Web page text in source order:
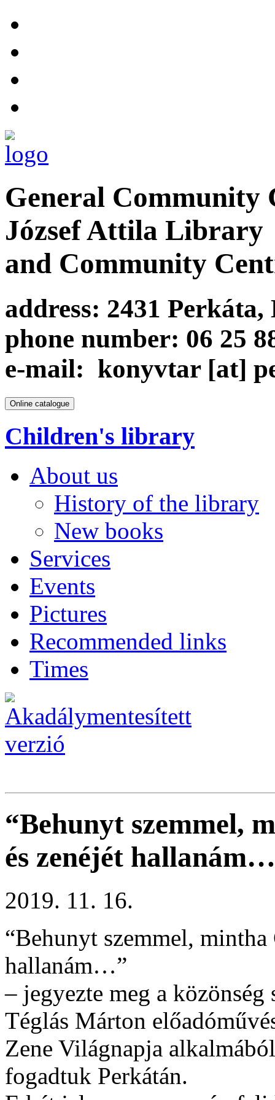
General Community
József Attila Library
and Community
address: 2431 Perkáta,
phone number: 06 25
e-mail: konyvtar [at]
Children's library
About us
History of the library
New books
Services
Events
Pictures
Recommended links
Times
“Behunyt szemmel,
és zenéjét
2019. 11. 16.
“Behunyt szemmel, mintha
hallanám…”
– jegyezte meg a
Téglás Márton
Zene Világnapja
fogadtuk Perkátán.